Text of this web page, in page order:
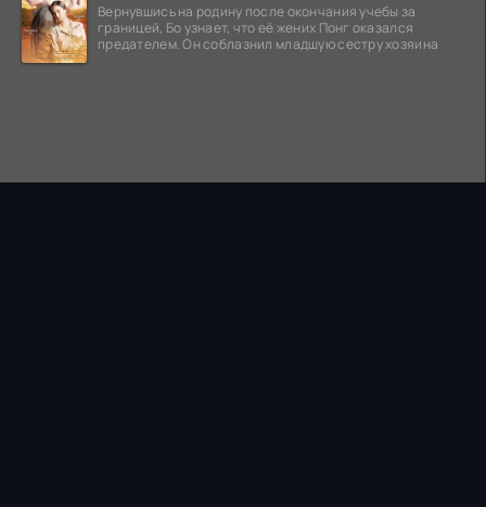
Вернувшись на родину после окончания учебы за
границей, Бо узнает, что её жених Понг оказался
предателем. Он соблазнил младшую сестру хозяина